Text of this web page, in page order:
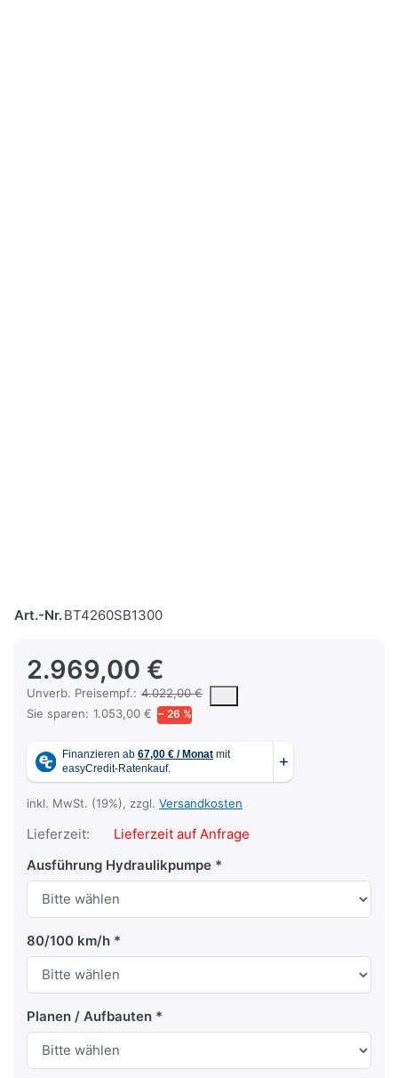
Art.-Nr.BT4260SB1300
2.969,00 €
Unverb. Preisempf.: 4.022,00 €
Die UVP ist der vorgeschlagene oder empfohlene Verkaufspreis
Sie sparen: 1.053,00 € − 26 %
inkl. MwSt. (19%), zzgl. Versandkosten
Lieferzeit:
Lieferzeit auf Anfrage
Ausführung Hydraulikpumpe
80/100 km/h
Planen / Aufbauten